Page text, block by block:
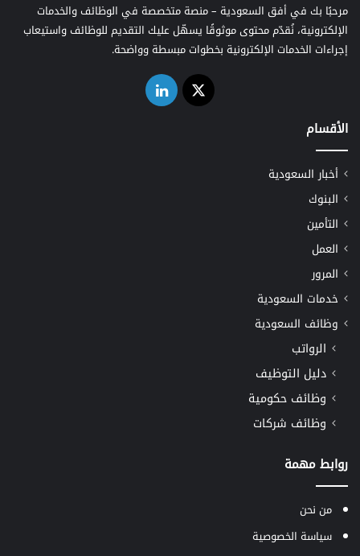
مرحبًا بك في أفق السعودية – منصة متخصصة في الوظائف والخدمات
الإلكترونية، نُقدّم محتوى موثوقًا يسهّل عليك التقديم للوظائف واستيعاب
إجراءات الخدمات الإلكترونية بخطوات مبسطة وواضحة.
‫X لينكدإن
الأقسام
أخبار السعودية
البنوك
التأمين
العمل
المرور
خدمات السعودية
وظائف السعودية
الرواتب
دليل التوظيف
وظائف حكومية
وظائف شركات
روابط مهمة
من نحن
سياسة الخصوصية